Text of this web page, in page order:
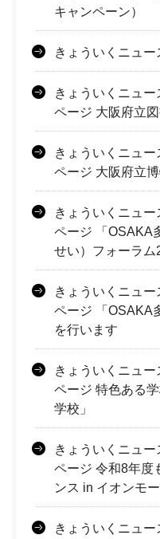
キャンペーン）
きょういくニュー
きょういくニュ
ページ 大阪府立
きょういくニュ
ページ 大阪府立
きょういくニュ
ページ 「OSAKA
せい）フォーラ
きょういくニュ
ページ 「OSAKA
を行います
きょういくニュ
ページ 特色ある
学校」
きょういくニュ
ページ 令和8年度
ンス in イオンモ
きょういくニュ